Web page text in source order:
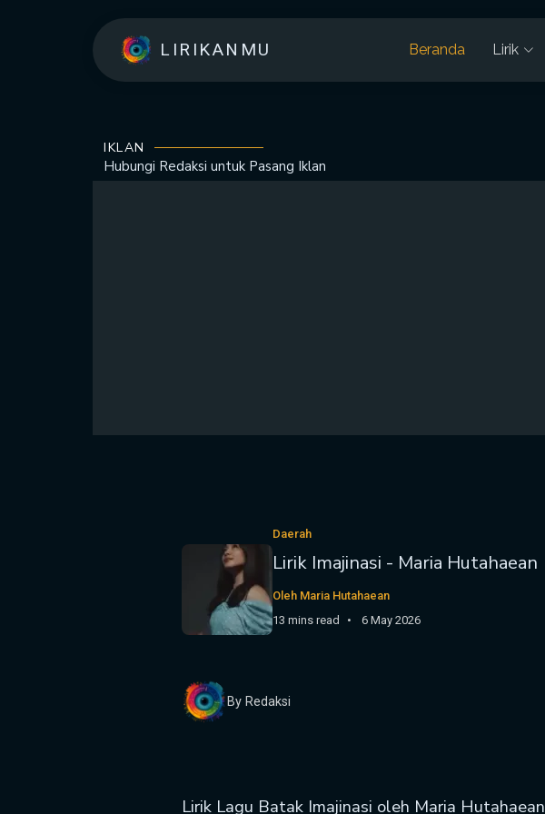
LIRIKANMU Beranda Lirik
IKLAN
Hubungi Redaksi untuk Pasang Iklan
Daerah
Lirik Imajinasi - Maria Hutahaean
Oleh Maria Hutahaean
13 mins read
6 May 2026
By Redaksi
Lirik Lagu Batak Imajinasi oleh Maria Hutahaean